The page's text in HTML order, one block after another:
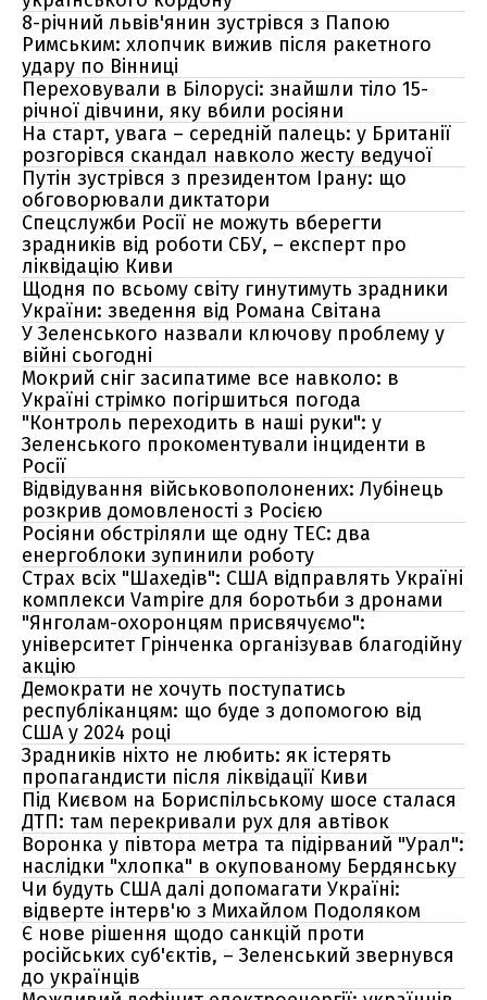
8-річний львів'янин зустрівся з Папою
Римським: хлопчик вижив після ракетного
удару по Вінниці
Переховували в Білорусі: знайшли тіло 15-
річної дівчини, яку вбили росіяни
На старт, увага – середній палець: у Британії
розгорівся скандал навколо жесту ведучої
Путін зустрівся з президентом Ірану: що
обговорювали диктатори
Спецслужби Росії не можуть вберегти
зрадників від роботи СБУ, – експерт про
ліквідацію Киви
Щодня по всьому світу гинутимуть зрадники
України: зведення від Романа Світана
У Зеленського назвали ключову проблему у
війні сьогодні
Мокрий сніг засипатиме все навколо: в
Україні стрімко погіршиться погода
"Контроль переходить в наші руки": у
Зеленського прокоментували інциденти в
Росії
Відвідування військовополонених: Лубінець
розкрив домовленості з Росією
Росіяни обстріляли ще одну ТЕС: два
енергоблоки зупинили роботу
Страх всіх "Шахедів": США відправлять Україні
комплекси Vampire для боротьби з дронами
"Янголам-охоронцям присвячуємо":
університет Грінченка організував благодійну
акцію
Демократи не хочуть поступатись
республіканцям: що буде з допомогою від
США у 2024 році
Зрадників ніхто не любить: як істерять
пропагандисти після ліквідації Киви
Під Києвом на Бориспільському шосе сталася
ДТП: там перекривали рух для автівок
Воронка у півтора метра та підірваний "Урал":
наслідки "хлопка" в окупованому Бердянську
Чи будуть США далі допомагати Україні:
відверте інтерв'ю з Михайлом Подоляком
Є нове рішення щодо санкцій проти
російських суб'єктів, – Зеленський звернувся
до українців